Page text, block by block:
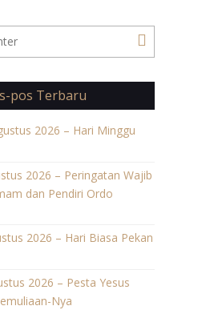
pos Terbaru
2026 – Hari Minggu
2026 – Peringatan Wajib
dan Pendiri Ordo
2026 – Hari Biasa Pekan
2026 – Pesta Yesus
Nya